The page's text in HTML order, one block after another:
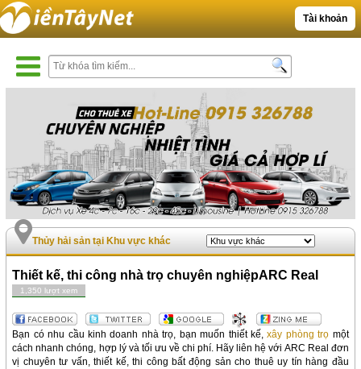
Tài khoản
Thủy hải sản tại Khu vực khác
Thiết kế, thi công nhà trọ chuyên nghiệpARC Real
1,350 lượt xem
Bạn có nhu cầu kinh doanh nhà trọ, bạn muốn thiết kế, xây phòng trọ một
cách nhanh chóng, hợp lý và tối ưu về chi phí. Hãy liên hệ với ARC Real đơn
vị chuyên tư vấn, thiết kế, thi công bất động sản cho thuê uy tín hàng đầu